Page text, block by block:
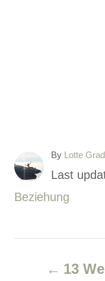
By A
t
h
Lotte
P
o
d
Last
C
Beziehung
13